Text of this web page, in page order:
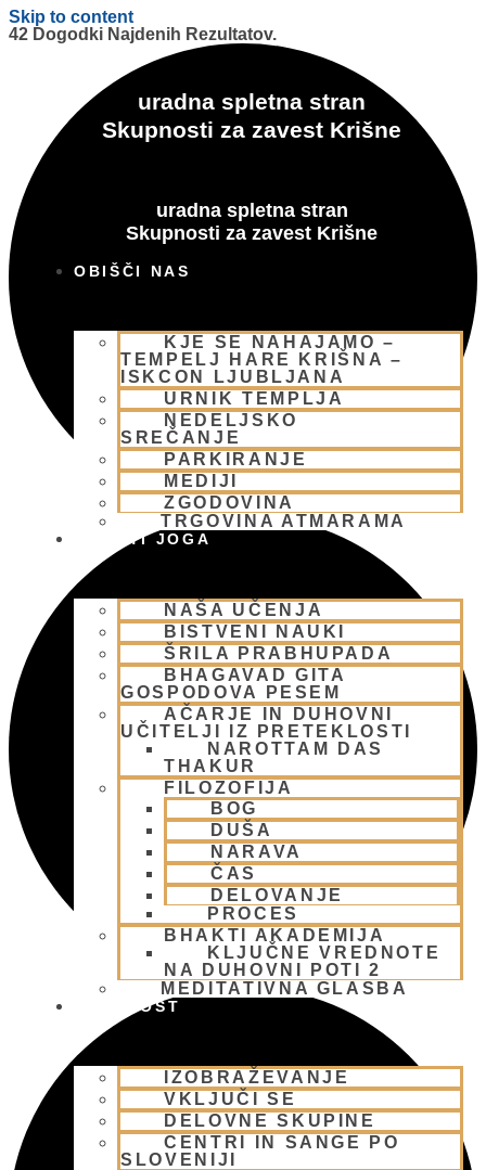
Skip to content
uradna spletna stran
Skupnosti za zavest Krišne
uradna spletna stran
Skupnosti za zavest Krišne
OBIŠČI NAS
KJE SE NAHAJAMO –
TEMPELJ HARE KRIŠNA –
ISKCON LJUBLJANA
URNIK TEMPLJA
NEDELJSKO
SREČANJE
PARKIRANJE
MEDIJI
ZGODOVINA
TRGOVINA ATMARAMA
BHAKTI JOGA
NAŠA UČENJA
BISTVENI NAUKI
ŠRILA PRABHUPADA
BHAGAVAD GITA
GOSPODOVA PESEM
AČARJE IN DUHOVNI
UČITELJI IZ PRETEKLOSTI
NAROTTAM DAS
THAKUR
FILOZOFIJA
BOG
DUŠA
NARAVA
ČAS
DELOVANJE
PROCES
BHAKTI AKADEMIJA
KLJUČNE VREDNOTE
NA DUHOVNI POTI 2
MEDITATIVNA GLASBA
SKUPNOST
IZOBRAŽEVANJE
VKLJUČI SE
DELOVNE SKUPINE
CENTRI IN SANGE PO
SLOVENIJI
42 Dogodki Najdenih Rezultatov.